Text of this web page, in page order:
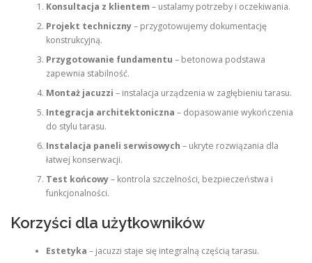
Konsultacja z klientem – ustalamy potrzeby i oczekiwania.
Projekt techniczny– przygotowujemy dokumentację
konstrukcyjną.
Przygotowanie fundamentu – betonowa podstawa
zapewnia stabilność.
Montaż jacuzzi – instalacja urządzenia w zagłębieniu tarasu.
Integracja architektoniczna – dopasowanie wykończenia
do stylu tarasu.
Instalacja paneli serwisowych – ukryte rozwiązania dla
łatwej konserwacji.
Test końcowy– kontrola szczelności, bezpieczeństwa i
funkcjonalności.
Korzyści dla użytkowników
Estetyka – jacuzzi staje się integralną częścią tarasu.